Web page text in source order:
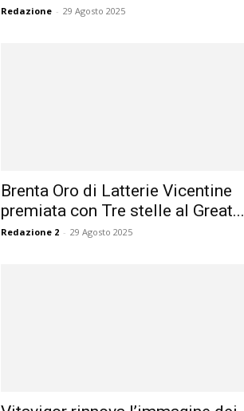
Redazione - 29 Agosto 2025
Brenta Oro di Latterie Vicentine
premiata con Tre stelle al Great...
Redazione 2 - 29 Agosto 2025